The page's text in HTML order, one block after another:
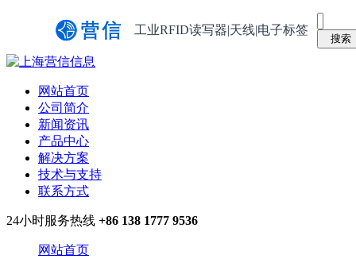
工业RFID读写器|天线|电子标签
网站首页
公司简介
新闻资讯
产品中心
解决方案
技术与支持
联系方式
24小时服务热线 +86 138 1777 9536
网站首页